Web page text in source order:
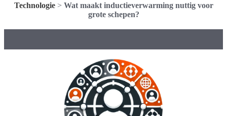
Technologie> Wat maakt inductieverwarming nuttig voor
grote schepen?